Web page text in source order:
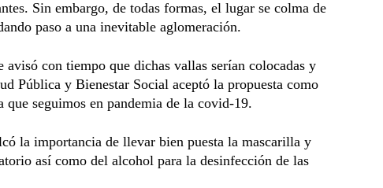
Sin embargo, de todas formas, el lugar se colma de
paso a una inevitable aglomeración.
avisó con tiempo que dichas vallas serían colocadas y
Pública y Bienestar Social aceptó la propuesta como
seguimos en pandemia de la covid-19.
la importancia de llevar bien puesta la mascarilla y
así como del alcohol para la desinfección de las